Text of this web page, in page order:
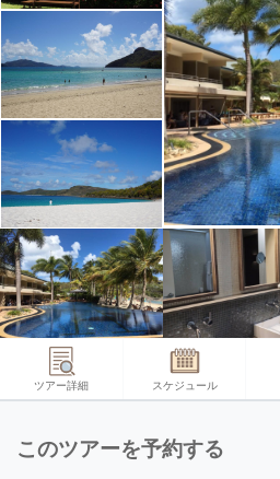
ツアー詳細 スケジュール
このツアーを予約する